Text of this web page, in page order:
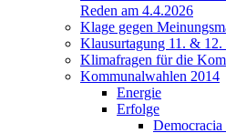
Reden am 4.4.2026
Klage gegen
Klausurtagung 11. & 12.
Klimafragen für die
Kommunalwahlen 2014
Energie
Erfolge